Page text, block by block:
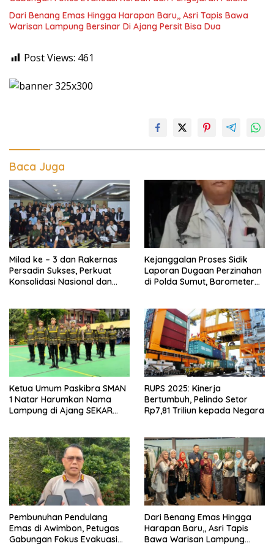
Dari Benang Emas Hingga Harapan Baru,, Asri Tapis Bawa
Warisan Lampung Bersinar Di Ajang Persit Bisa Dua
Post Views: 461
Baca Juga
Milad ke – 3 dan Rakernas
Persadin Sukses, Perkuat
Konsolidasi Nasional dan
Kejanggalan Proses Sidik
Laporan Dugaan Perzinahan
di Polda Sumut, Barometer
Ketua Umum Paskibra SMAN
1 Natar Harumkan Nama
Lampung di Ajang SEKAR
RUPS 2025: Kinerja
Bertumbuh, Pelindo Setor
Rp7,81 Triliun kepada Negara
Pembunuhan Pendulang
Emas di Awimbon, Petugas
Gabungan Fokus Evakuasi
Dari Benang Emas Hingga
Harapan Baru,, Asri Tapis
Bawa Warisan Lampung